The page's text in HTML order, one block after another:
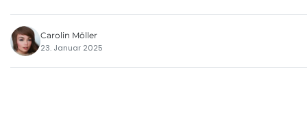
Carolin Möller
23. Januar 2025